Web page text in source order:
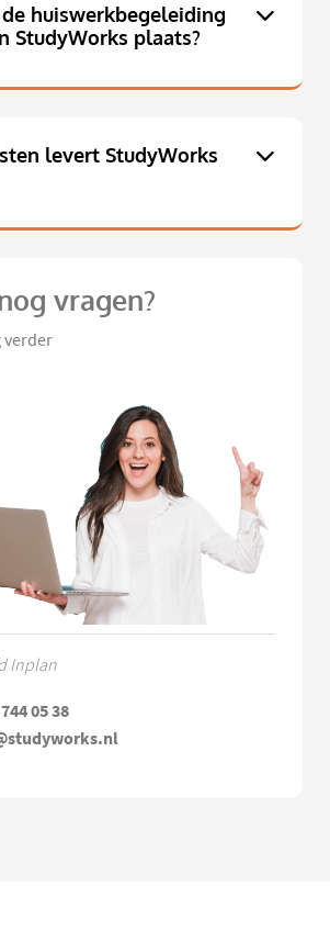
huiswerkbegeleiding
StudyWorks plaats?
levert StudyWorks
vragen?
verder
Inplan
05 38